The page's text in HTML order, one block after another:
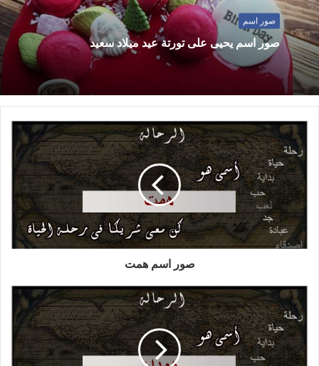
صور اسم
صور اسم يحيى على تورتة عيد ميلاد سعيد
صور اسم همت